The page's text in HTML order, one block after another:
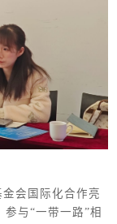
会国际化合作亮
与“一带一路”相